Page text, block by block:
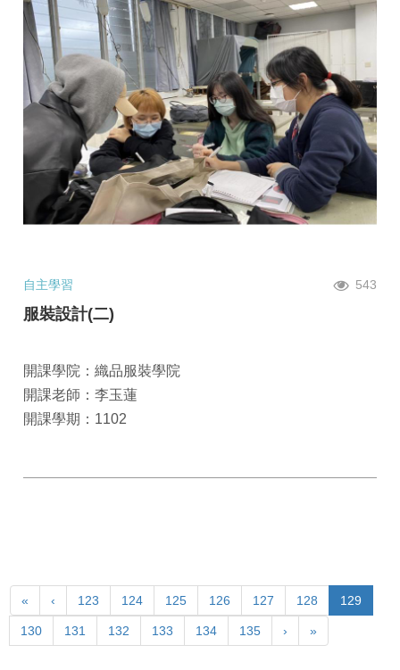
自主學習 543
服裝設計(二)
開課學院：織品服裝學院
開課老師：李玉蓮
開課學期：1102
« ‹ 123 124 125 126 127 128 129
130 131 132 133 134 135 › »